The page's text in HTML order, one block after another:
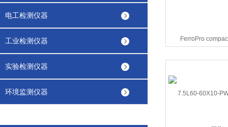
电工检测仪器
工业检测仪器
实验检测仪器
环境监测仪器
FerroPro